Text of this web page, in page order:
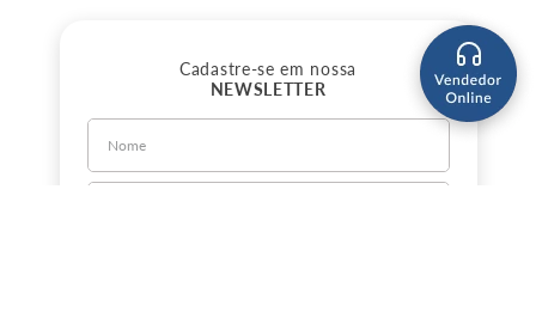
Cadastre-se em nossa
NEWSLETTER